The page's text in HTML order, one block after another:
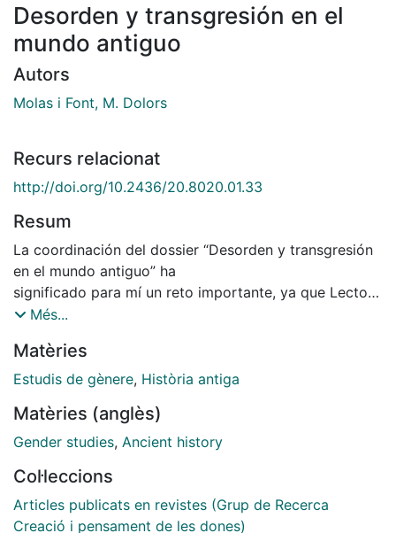
Desorden y transgresión en el
mundo antiguo
Autors
Molas i Font, M. Dolors
Recurs relacionat
http://doi.org/10.2436/20.8020.01.33
Resum
La coordinación del dossier “Desorden y transgresión
en el mundo antiguo” ha
significado para mí un reto importante, ya que Lectora
incluye así por primera
y género en la antigüedad,
con el que abre sus puertas a futuras colaboraciones
conocimiento. En la invitación a participar en él, nos
preguntábamos si las
diversos, se sirvieron de
prácticas transgresoras para poder estar en el mundo
de una manera distinta a la
Més...
Matèries
Estudis de gènere, Història antiga
Matèries (anglès)
Gender studies, Ancient history
Col·leccions
Articles publicats en revistes (Grup de Recerca
Creació i pensament de les dones)